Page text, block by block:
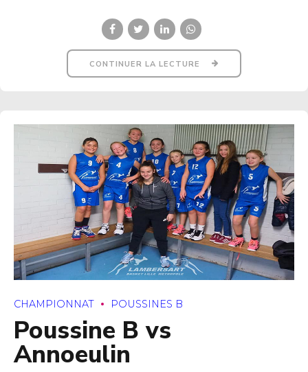
CONTINUER LA LECTURE
CHAMPIONNAT POUSSINES B
Poussine B vs
Annoeulin